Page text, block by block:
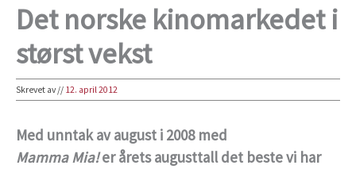
Det norske kinomarkedet i
størst vekst
Skrevet av// 12. april 2012
Med unntak av august i 2008 med
Mamma Mia!er årets augusttall det beste vi har